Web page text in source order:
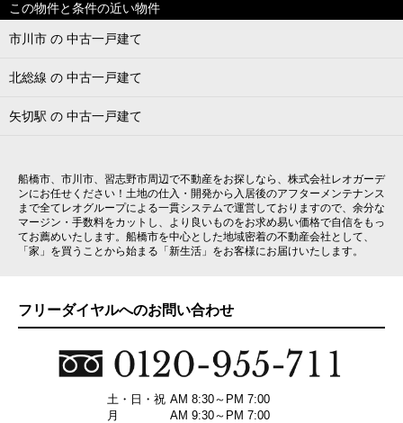
この物件と条件の近い物件
市川市 の 中古一戸建て
北総線 の 中古一戸建て
矢切駅 の 中古一戸建て
船橋市、市川市、習志野市周辺で不動産をお探しなら、株式会社レオガーデ
ンにお任せください！土地の仕入・開発から入居後のアフターメンテナンス
まで全てレオグループによる一貫システムで運営しておりますので、余分な
マージン・手数料をカットし、より良いものをお求め易い価格で自信をもっ
てお薦めいたします。船橋市を中心とした地域密着の不動産会社として、
「家」を買うことから始まる「新生活」をお客様にお届けいたします。
フリーダイヤルへのお問い合わせ
土・日・祝 AM 8:30～PM 7:00
月
AM 9:30～PM 7:00